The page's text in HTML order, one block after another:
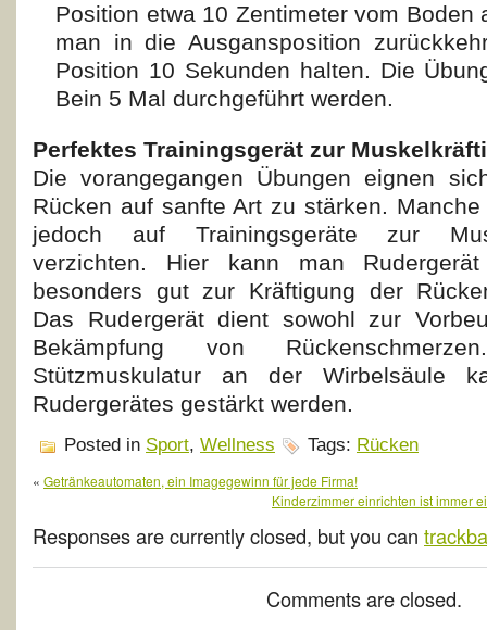
Position etwa 10 Zentimeter vom Boden
man in die Ausgansposition
Position 10 Sekunden halten. Die
Bein 5 Mal durchgeführt werden.
Perfektes Trainingsgerät zur
Die vorangegangen Übungen eignen
Rücken auf sanfte Art zu stärken.
jedoch auf Trainingsgeräte zur
verzichten. Hier kann man
besonders gut zur Kräftigung der
Das Rudergerät dient sowohl zur
Bekämpfung von
Stützmuskulatur an der Wirbelsäule
Rudergerätes gestärkt werden.
Posted in Sport, Wellness Tags: Rücken
« Getränkeautomaten, ein Imagegewinn für jede Firma!
Kinderzimmer einrichten ist immer
Responses are currently closed, but you can
Comments are closed.